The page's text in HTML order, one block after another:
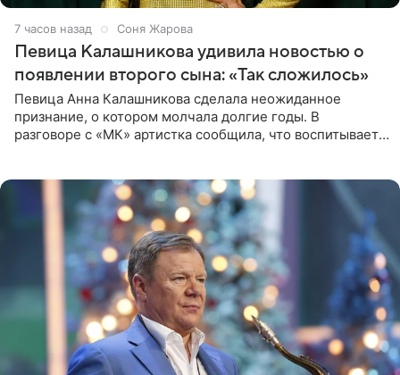
7 часов назад Соня Жарова
Певица Калашникова удивила новостью о
появлении второго сына: «Так сложилось»
Певица Анна Калашникова сделала неожиданное
признание, о котором молчала долгие годы. В
разговоре с «МК» артистка сообщила, что воспитывает